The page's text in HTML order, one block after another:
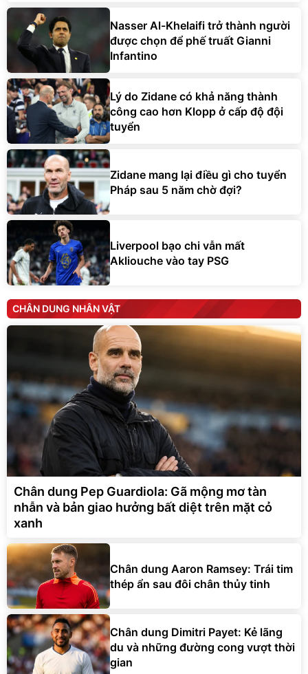
Nasser Al-Khelaifi trở thành người
được chọn để phế truất Gianni
Infantino
Lý do Zidane có khả năng thành
công cao hơn Klopp ở cấp độ đội
tuyển
Zidane mang lại điều gì cho tuyển
Pháp sau 5 năm chờ đợi?
Liverpool bạo chi vẫn mất
Akliouche vào tay PSG
CHÂN DUNG NHÂN VẬT
Chân dung Pep Guardiola: Gã mộng mơ tàn
nhẫn và bản giao hưởng bất diệt trên mặt cỏ
xanh
Chân dung Aaron Ramsey: Trái tim
thép ẩn sau đôi chân thủy tinh
Chân dung Dimitri Payet: Kẻ lãng
du và những đường cong vượt thời
gian